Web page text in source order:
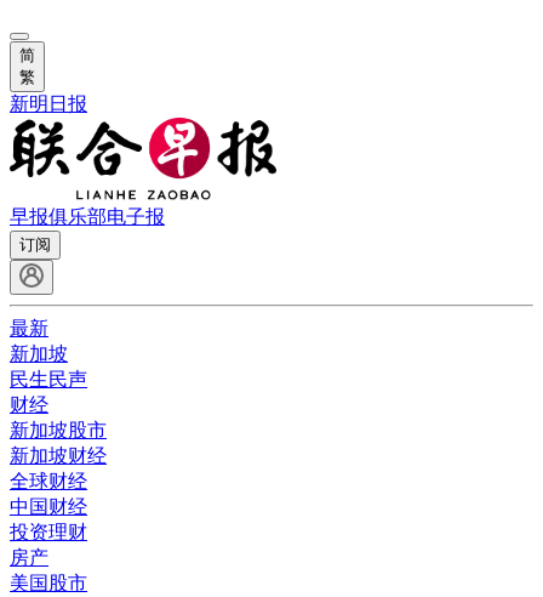
简
繁
新明日报
早报俱乐部电子报
订阅
最新
新加坡
民生民声
财经
新加坡股市
新加坡财经
全球财经
中国财经
投资理财
房产
美国股市